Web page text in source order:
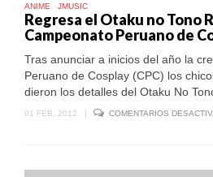
ANIME JMUSIC
Regresa el Otaku no Tono
Campeonato Peruano de
Tras anunciar a inicios del año la
Peruano de Cosplay (CPC) los
dieron los detalles del Otaku No
01 FEB, 2012 | COMENTARIOS